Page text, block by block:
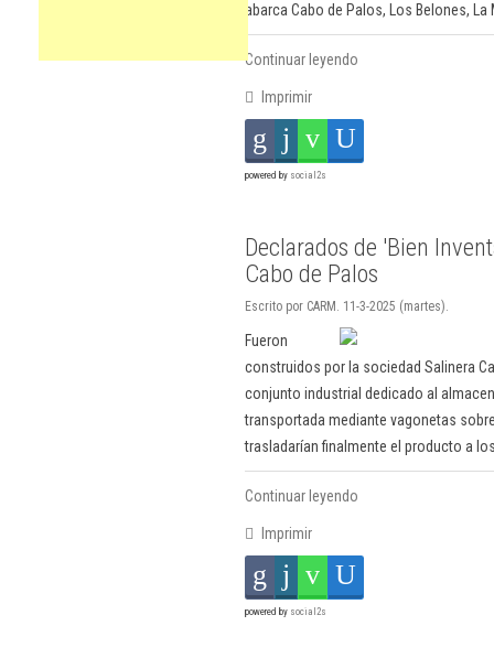
abarca Cabo de Palos, Los Belones,
Continuar leyendo
Imprimir
powered by social2s
Declarados de 'Bien
Cabo de Palos
Escrito por CARM. 11-3-2025 (martes).
Fueron
construidos por la sociedad Salinera
conjunto industrial dedicado al
transportada mediante vagonetas
trasladarían finalmente el producto a
Continuar leyendo
Imprimir
powered by social2s